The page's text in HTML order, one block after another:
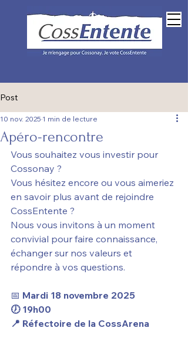
Espace membres
Post
Apéro-rencontre
10 nov. 2025 1 min de lecture
Vous souhaitez vous investir pour
Cossonay ?
Vous hésitez encore ou vous aimeriez
en savoir plus avant de rejoindre
CossEntente ?
Nous vous invitons à un moment
convivial pour faire connaissance,
échanger sur nos valeurs et
répondre à vos questions.
📅 Mardi 18 novembre 2025
🕖 19h00
📍 Réfectoire de la CossArena